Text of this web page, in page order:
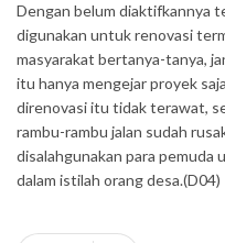
Dengan belum diaktifkannya
digunakan untuk renovasi
masyarakat bertanya-tanya,
itu hanya mengejar proyek
direnovasi itu tidak terawat,
rambu-rambu jalan sudah
disalahgunakan para pemuda
dalam istilah orang desa.(D04)